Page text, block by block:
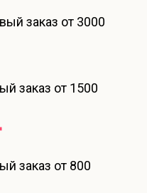
заказ от 3000
заказ от 1500
заказ от 800